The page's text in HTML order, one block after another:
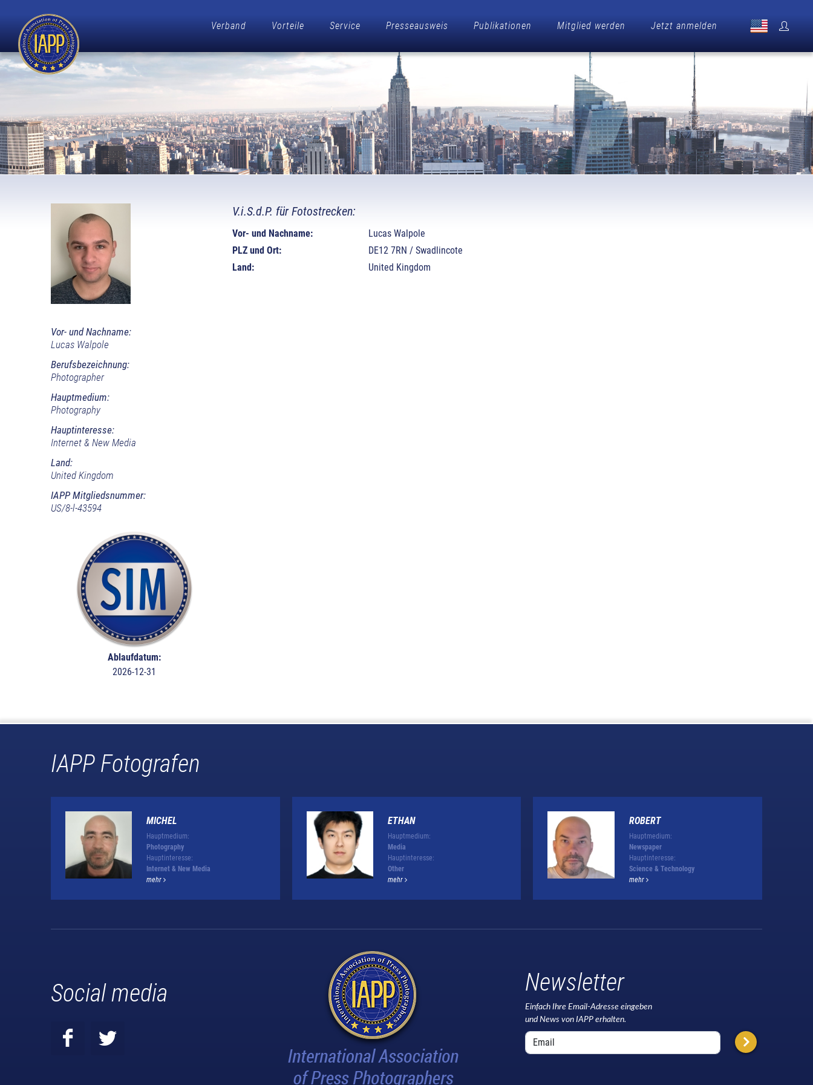
Verband Vorteile Service Presseausweis Publikationen Mitglied werden Jetzt anmelden
Vor- und Nachname:
Lucas Walpole
Berufsbezeichnung:
Photographer
Hauptmedium:
Photography
Hauptinteresse:
Internet & New Media
Land:
United Kingdom
IAPP Mitgliedsnummer:
US/8-l-43594
Ablaufdatum:
2026-12-31
V.i.S.d.P. für Fotostrecken:
Vor- und Nachname:
Lucas Walpole
PLZ und Ort:
DE12 7RN / Swadlincote
Land:
United Kingdom
IAPP Fotografen
MICHEL
Hauptmedium:
Photography
Hauptinteresse:
Internet & New Media
mehr
ETHAN
Hauptmedium:
Media
Hauptinteresse:
Other
mehr
ROBERT
Hauptmedium:
Newspaper
Hauptinteresse:
Science & Technology
mehr
Social media Newsletter
Einfach Ihre Email-Adresse eingeben
und News von IAPP erhalten.